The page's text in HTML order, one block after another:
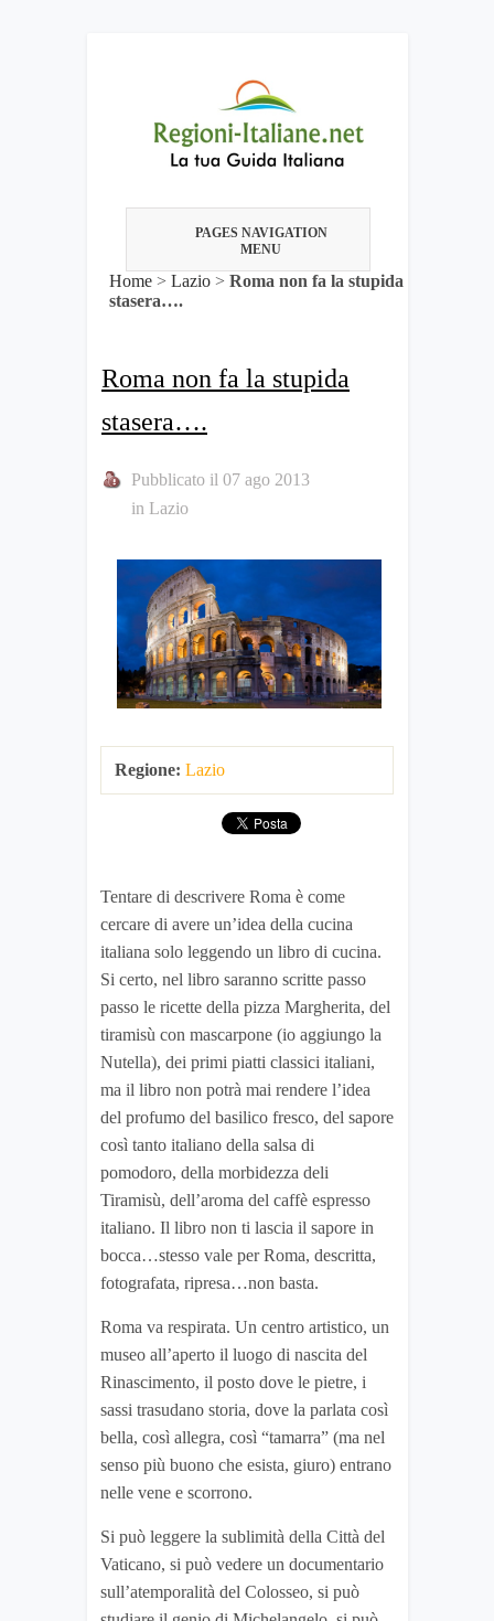
PAGES NAVIGATION
MENU
Home > Lazio > Roma non fa la stupida
stasera….
Roma non fa la stupida
stasera….
Pubblicato il 07 ago 2013
in Lazio
Regione: Lazio
Tentare di descrivere Roma è come
cercare di avere un’idea della cucina
italiana solo leggendo un libro di cucina.
Si certo, nel libro saranno scritte passo
passo le ricette della pizza Margherita, del
tiramisù con mascarpone (io aggiungo la
Nutella), dei primi piatti classici italiani,
ma il libro non potrà mai rendere l’idea
del profumo del basilico fresco, del sapore
così tanto italiano della salsa di
pomodoro, della morbidezza deli
Tiramisù, dell’aroma del caffè espresso
italiano. Il libro non ti lascia il sapore in
bocca…stesso vale per Roma, descritta,
fotografata, ripresa…non basta.
Roma va respirata. Un centro artistico, un
museo all’aperto il luogo di nascita del
Rinascimento, il posto dove le pietre, i
sassi trasudano storia, dove la parlata così
bella, così allegra, così “tamarra” (ma nel
senso più buono che esista, giuro) entrano
nelle vene e scorrono.
Si può leggere la sublimità della Città del
Vaticano, si può vedere un documentario
sull’atemporalità del Colosseo, si può